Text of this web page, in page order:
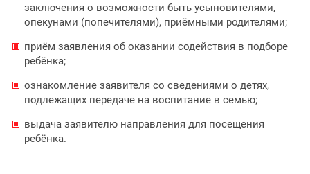
заключения о возможности быть усыновителями,
опекунами (попечителями), приёмными родителями;
приём заявления об оказании содействия в подборе
ребёнка;
ознакомление заявителя со сведениями о детях,
подлежащих передаче на воспитание в семью;
выдача заявителю направления для посещения
ребёнка.